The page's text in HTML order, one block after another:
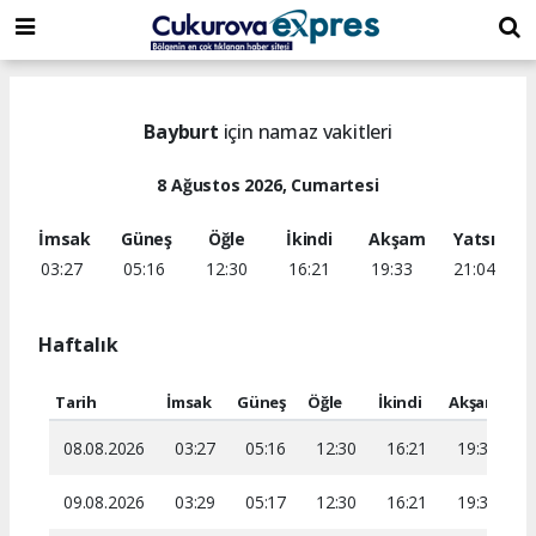
dini
chat
islami
chat
islami
sohbetler
Bayburt için namaz vakitleri
8 Ağustos 2026, Cumartesi
İmsak
03:27
Güneş
05:16
Öğle
12:30
İkindi
16:21
Akşam
19:33
Yatsı
21:04
Haftalık
Tarih İmsak Güneş Öğle İkindi Akşam
08.08.2026 03:27 05:16 12:30 16:21 19:33
09.08.2026 03:29 05:17 12:30 16:21 19:31